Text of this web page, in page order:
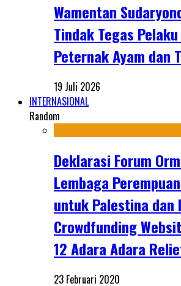
Wamentan
Tindak Tegas
Peternak Ayam dan
19 Juli 2026
INTERNASIONAL
Random
Deklarasi Forum
Lembaga
untuk Palestina dan
Crowdfunding
12 Adara Adara
23 Februari 2020